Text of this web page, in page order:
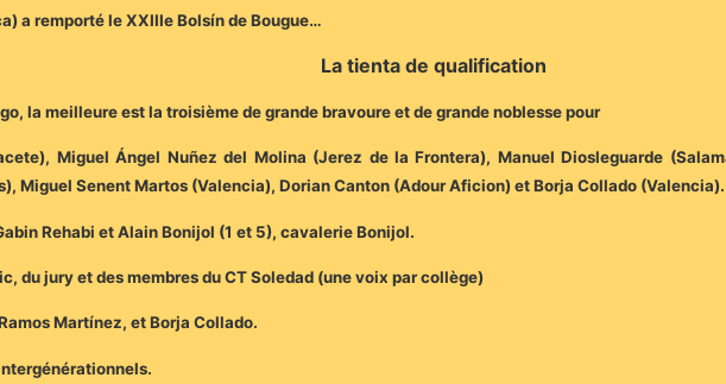
a remporté le XXIIIe Bolsín de Bougue…
La tienta de qualification
la meilleure est la troisième de grande bravoure et de grande noblesse pour
Miguel Ángel Nuñez del Molina (Jerez de la Frontera), Manuel Diosleguarde
Miguel Senent Martos (Valencia), Dorian Canton (Adour Aficion) et Borja Collado (Valencia).
Rehabi et Alain Bonijol (1 et 5), cavalerie Bonijol.
du jury et des membres du CT Soledad (une voix par collège)
Martínez, et Borja Collado.